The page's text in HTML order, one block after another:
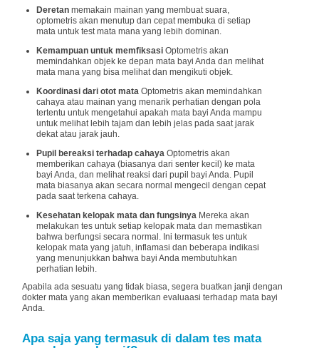
Deretan memakain mainan yang membuat suara,
optometris akan menutup dan cepat membuka di setiap
mata untuk test mata mana yang lebih dominan.
Kemampuan untuk memfiksasi Optometris akan
memindahkan objek ke depan mata bayi Anda dan melihat
mata mana yang bisa melihat dan mengikuti objek.
Koordinasi dari otot mata Optometris akan memindahkan
cahaya atau mainan yang menarik perhatian dengan pola
tertentu untuk mengetahui apakah mata bayi Anda mampu
untuk melihat lebih tajam dan lebih jelas pada saat jarak
dekat atau jarak jauh.
Pupil bereaksi terhadap cahaya Optometris akan
memberikan cahaya (biasanya dari senter kecil) ke mata
bayi Anda, dan melihat reaksi dari pupil bayi Anda. Pupil
mata biasanya akan secara normal mengecil dengan cepat
pada saat terkena cahaya.
Kesehatan kelopak mata dan fungsinya Mereka akan
melakukan tes untuk setiap kelopak mata dan memastikan
bahwa berfungsi secara normal. Ini termasuk tes untuk
kelopak mata yang jatuh, inflamasi dan beberapa indikasi
yang menunjukkan bahwa bayi Anda membutuhkan
perhatian lebih.
Apabila ada sesuatu yang tidak biasa, segera buatkan janji dengan
dokter mata yang akan memberikan evaluaasi terhadap mata bayi
Anda.
Apa saja yang termasuk di dalam tes mata